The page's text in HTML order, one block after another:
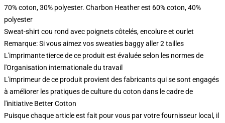
70% coton, 30% polyester. Charbon Heather est 60% coton, 40%
polyester
Sweat-shirt cou rond avec poignets côtelés, encolure et ourlet
Remarque: Si vous aimez vos sweaties baggy aller 2 tailles
L'imprimante tierce de ce produit est évaluée selon les normes de
l'Organisation internationale du travail
L'imprimeur de ce produit provient des fabricants qui se sont engagés
à améliorer les pratiques de culture du coton dans le cadre de
l'initiative Better Cotton
Puisque chaque article est fait pour vous par votre fournisseur local, il